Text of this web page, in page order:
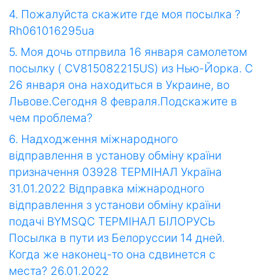
4. Пожалуйста скажите где моя посылка ?
Rh061016295ua
5. Моя дочь отпрвила 16 января самолетом
посылку ( CV815082215US) из Нью-Йорка. С
26 января она находиться в Украине, во
Львове.Сегодня 8 февраля.Подскажите в
чем проблема?
6. Надходження міжнародного
відправлення в установу обміну країни
призначення 03928 ТЕРМIНАЛ Україна
31.01.2022 Відправка міжнародного
відправлення з установи обміну країни
подачі BYMSQC ТЕРМIНАЛ БІЛОРУСЬ
Посылка в пути из Белоруссии 14 дней.
Когда же наконец-то она сдвинется с
места? 26.01.2022